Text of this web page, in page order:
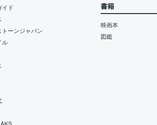
イド
トーンジャパン
ル
書籍
映画本
図鑑